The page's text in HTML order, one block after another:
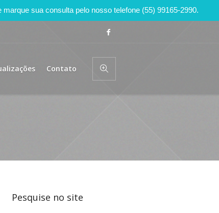
sua consulta pelo nosso telefone (55) 99165-2990.
Contato
Pesquise no site